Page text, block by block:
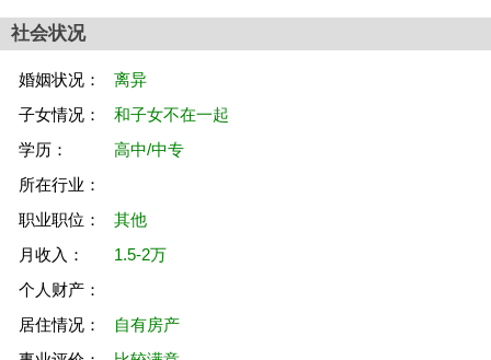
社会状况
婚姻状况：
离异
子女情况：
和子女不在一起
学历：
高中/中专
所在行业：
职业职位：
其他
月收入：
1.5-2万
个人财产：
居住情况：
自有房产